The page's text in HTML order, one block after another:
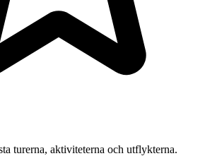
turerna, aktiviteterna och utflykterna.